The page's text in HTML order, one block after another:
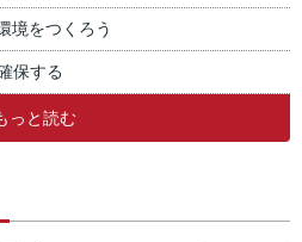
境をつくろう
保する
っと読む